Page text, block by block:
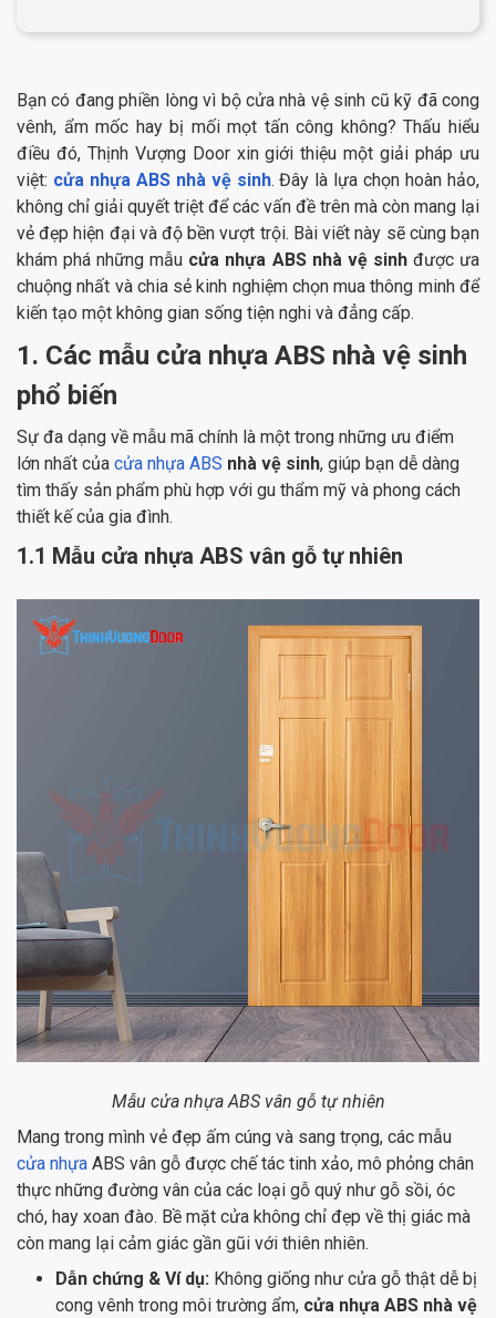
Bạn có đang phiền lòng vì bộ cửa nhà vệ sinh cũ kỹ đã cong
vênh, ẩm mốc hay bị mối mọt tấn công không? Thấu hiểu
điều đó, Thịnh Vượng Door xin giới thiệu một giải pháp ưu
việt: cửa nhựa ABS nhà vệ sinh. Đây là lựa chọn hoàn hảo,
không chỉ giải quyết triệt để các vấn đề trên mà còn mang lại
vẻ đẹp hiện đại và độ bền vượt trội. Bài viết này sẽ cùng bạn
khám phá những mẫu cửa nhựa ABS nhà vệ sinhđược ưa
chuộng nhất và chia sẻ kinh nghiệm chọn mua thông minh để
kiến tạo một không gian sống tiện nghi và đẳng cấp.
1. Các mẫu cửa nhựa ABS nhà vệ sinh
phổ biến
Sự đa dạng về mẫu mã chính là một trong những ưu điểm
lớn nhất của cửa nhựa ABS nhà vệ sinh, giúp bạn dễ dàng
tìm thấy sản phẩm phù hợp với gu thẩm mỹ và phong cách
thiết kế của gia đình.
1.1 Mẫu cửa nhựa ABS vân gỗ tự nhiên
Mẫu cửa nhựa ABS vân gỗ tự nhiên
Mang trong mình vẻ đẹp ấm cúng và sang trọng, các mẫu
cửa nhựa ABS vân gỗ được chế tác tinh xảo, mô phỏng chân
thực những đường vân của các loại gỗ quý như gỗ sồi, óc
chó, hay xoan đào. Bề mặt cửa không chỉ đẹp về thị giác mà
còn mang lại cảm giác gần gũi với thiên nhiên.
Dẫn chứng & Ví dụ: Không giống như cửa gỗ thật dễ bị
cong vênh trong môi trường ẩm, cửa nhựa ABS nhà vệ